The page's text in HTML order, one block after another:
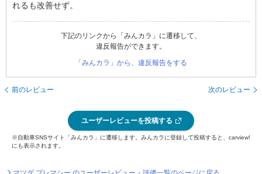
れるも改善せず。
下記のリンクから「みんカラ」に遷移して、
違反報告ができます。
「みんカラ」から、違反報告をする
前のレビュー 次のレビュー
ユーザーレビューを投稿する
※自動車SNSサイト「みんカラ」に遷移します。みんカラに登録して投稿すると、carview!
にも表示されます。